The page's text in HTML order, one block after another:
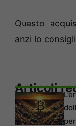
Questo
anzi lo
Articoli